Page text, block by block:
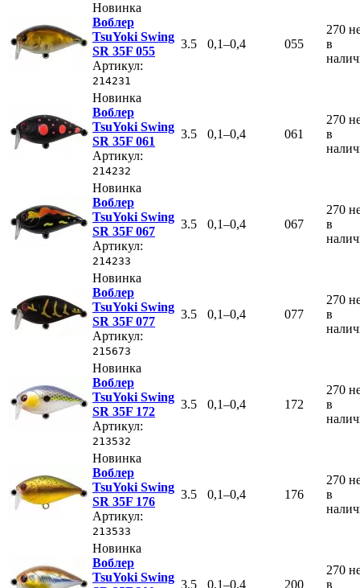
Новинка
Воблер
TsuYoki Swing
SR 35F 055
Артикул:
214231
3.5 0,1–0,4 055
270
в
Новинка
Воблер
TsuYoki Swing
SR 35F 061
Артикул:
214232
3.5 0,1–0,4 061
270
в
Новинка
Воблер
TsuYoki Swing
SR 35F 067
Артикул:
214233
3.5 0,1–0,4 067
270
в
Новинка
Воблер
TsuYoki Swing
SR 35F 077
Артикул:
215673
3.5 0,1–0,4 077
270
в
Новинка
Воблер
TsuYoki Swing
SR 35F 172
Артикул:
213532
3.5 0,1–0,4 172
270
в
Новинка
Воблер
TsuYoki Swing
SR 35F 176
Артикул:
213533
3.5 0,1–0,4 176
270
в
Новинка
Воблер
TsuYoki Swing
3.5 0,1–0,4 200
270
в